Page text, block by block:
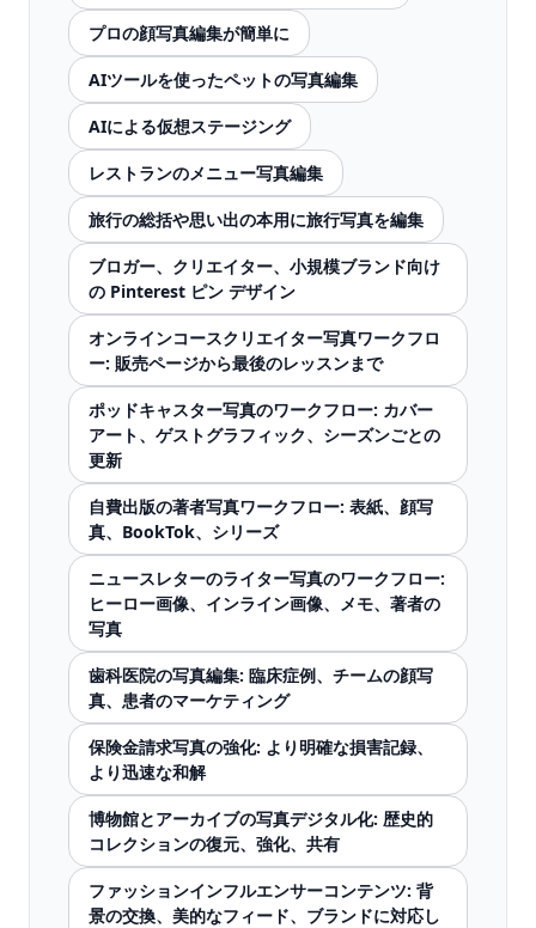
プロの顔写真編集が簡単に
AIツールを使ったペットの写真編集
AIによる仮想ステージング
レストランのメニュー写真編集
旅行の総括や思い出の本用に旅行写真を編集
ブロガー、クリエイター、小規模ブランド向け
の Pinterest ピン デザイン
オンラインコースクリエイター写真ワークフロ
ー: 販売ページから最後のレッスンまで
ポッドキャスター写真のワークフロー: カバー
アート、ゲストグラフィック、シーズンごとの
更新
自費出版の著者写真ワークフロー: 表紙、顔写
真、BookTok、シリーズ
ニュースレターのライター写真のワークフロー:
ヒーロー画像、インライン画像、メモ、著者の
写真
歯科医院の写真編集: 臨床症例、チームの顔写
真、患者のマーケティング
保険金請求写真の強化: より明確な損害記録、
より迅速な和解
博物館とアーカイブの写真デジタル化: 歴史的
コレクションの復元、強化、共有
ファッションインフルエンサーコンテンツ: 背
景の交換、美的なフィード、ブランドに対応し